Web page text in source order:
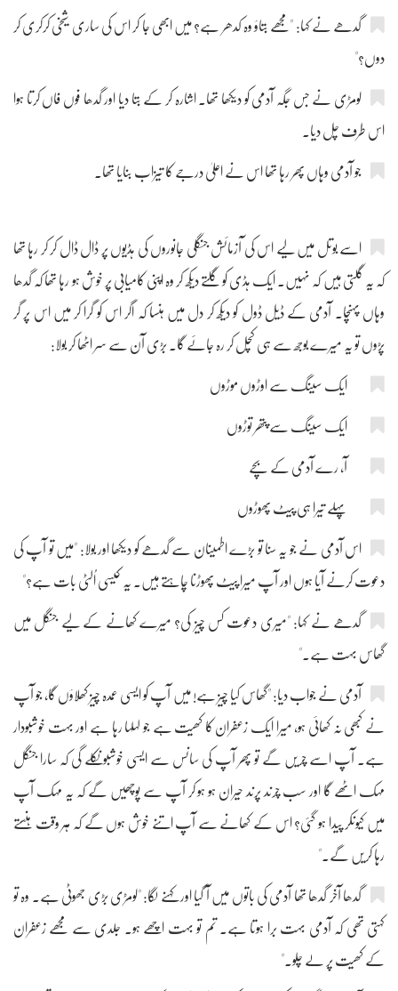
گدھے نے کہا: "مجھے بتاؤ وہ کدھر ہے؟ میں ابھی جا کر اس کی ساری شیخی کرکری کر
دوں؟"
لومڑی نے جس جگہ آدمی کو دیکھا تھا۔ اشارہ کر کے بتا دیا اور گدھا فوں فاں کرتا ہوا
اس طرف چل دیا۔
جو آدمی وہاں پھر رہا تھا اس نے اعلیٰ درجے کا تیزاب بنایا تھا۔
اسے بوتل میں لیے اس کی آزمائش جنگلی جانوروں کی ہڈیوں پر ڈال ڈال کر کر رہا تھا
کہ یہ گلتی ہیں کہ نہیں۔ ایک ہڈی کو گلتے دیکھ کر وہ اپنی کامیابی پر خوش ہو رہا تھا کہ گدھا
وہاں پہنچا۔ آدمی کے ڈیل ڈول کو دیکھ کر دل میں ہنسا کہ اگر اس کو گرا کر میں اس پر گر
پڑوں تو یہ میرے بوجھ سے ہی کچل کر رہ جائے گا۔ بڑی آن سے سر اٹھا کر بولا:
ایک سینگ سے اوڑوں موڑوں
ایک سینگ سے پتھر توڑوں
آ، رے آدمی کے بچے
پہلے تیرا ہی پیٹ پھوڑوں
اس آدمی نے جو یہ سنا تو بڑے اطمینان سے گدھے کو دیکھا اور بولا: "میں تو آپ کی
دعوت کرنے آیا ہوں اور آپ میرا پیٹ پھوڑنا چاہتے ہیں۔ یہ کیسی اُلٹی بات ہے؟"
گدھے نے کہا: "میری دعوت کس چیز کی؟ میرے کھانے کے لیے جنگل میں
گھاس بہت ہے۔"
آدمی نے جواب دیا: "گھاس کیا چیز ہے! میں آپ کو ایسی عمدہ چیز کھلاؤں گا، جو آپ
نے کبھی نہ کھائی ہو، میرا ایک زعفران کا کھیت ہے جو لہلہا رہا ہے اور بہت خوشبودار
ہے۔ آپ اسے چریں گے تو پھر آپ کی سانس سے ایسی خوشبو نکلے گی کہ سارا جنگل
مہک اٹھے گا اور سب چرند پرند حیران ہو ہو کر آپ سے پوچھیں گے کہ یہ مہک آپ
میں کیونکر پیدا ہو گئی؟ اس کے کھانے سے آپ اتنے خوش ہوں گے کہ ہر وقت ہنستے
رہا کریں گے۔"
گدھا آخر گدھا تھا آدمی کی باتوں میں آ گیا اور کہنے لگا: "لومڑی بڑی جھوٹی ہے۔ وہ تو
کہتی تھی کہ آدمی بہت برا ہوتا ہے۔ تم تو بہت اچھے ہو۔ جلدی سے مجھے زعفران
کے کھیت پر لے چلو۔"